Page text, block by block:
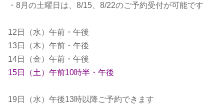
・8月の土曜日は、8/15、8/22のご予約受付が可能です
12日（水）午前・午後
13日（木）午前・午後
14日（金）午前・午後
15日（土）午前10時半・午後
19日（水）午後13時以降ご予約できます